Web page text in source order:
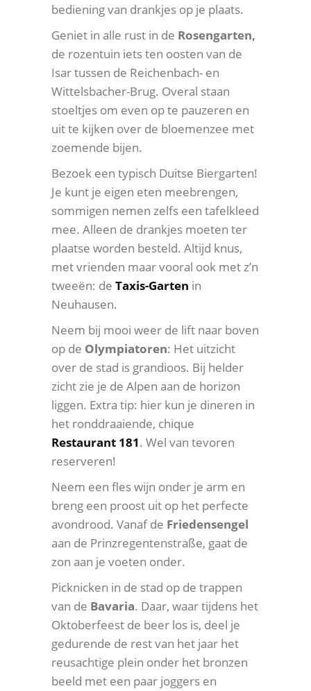
bediening van drankjes op je plaats.
Geniet in alle rust in de Rosengarten,
de rozentuin iets ten oosten van de
Isar tussen de Reichenbach- en
Wittelsbacher-Brug. Overal staan
stoeltjes om even op te pauzeren en
uit te kijken over de bloemenzee met
zoemende bijen.
Bezoek een typisch Duitse Biergarten!
Je kunt je eigen eten meebrengen,
sommigen nemen zelfs een tafelkleed
mee. Alleen de drankjes moeten ter
plaatse worden besteld. Altijd knus,
met vrienden maar vooral ook met z’n
tweeën: de Taxis-Garten in
Neuhausen.
Neem bij mooi weer de lift naar boven
op de Olympiatoren: Het uitzicht
over de stad is grandioos. Bij helder
zicht zie je de Alpen aan de horizon
liggen. Extra tip: hier kun je dineren in
het ronddraaiende, chique
Restaurant 181. Wel van tevoren
reserveren!
Neem een fles wijn onder je arm en
breng een proost uit op het perfecte
avondrood. Vanaf de Friedensengel
aan de Prinzregentenstraße, gaat de
zon aan je voeten onder.
Picknicken in de stad op de trappen
van de Bavaria. Daar, waar tijdens het
Oktoberfeest de beer los is, deel je
gedurende de rest van het jaar het
reusachtige plein onder het bronzen
beeld met een paar joggers en